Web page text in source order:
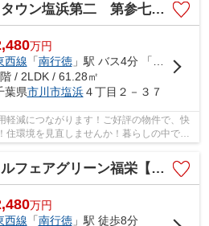
ン塩浜第二 第参七号棟【仲介手数料無料】
万円
西線 「南行徳」駅 バス4分 「行徳高校」 停歩5分
/ 2LDK / 61.28㎡
葉県市川市塩浜４丁目２－３７
軽減につながります！ご好評の物件で、快
住環境を見直しませんか！暮らしの中で
ェアグリーン福栄【仲介手数料無料】
万円
西線 「南行徳」駅 徒歩8分